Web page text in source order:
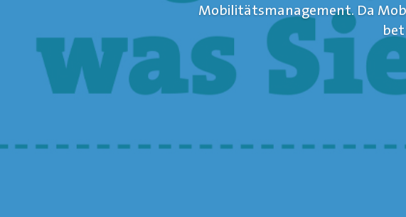
Mobilitätsmanagement. Da